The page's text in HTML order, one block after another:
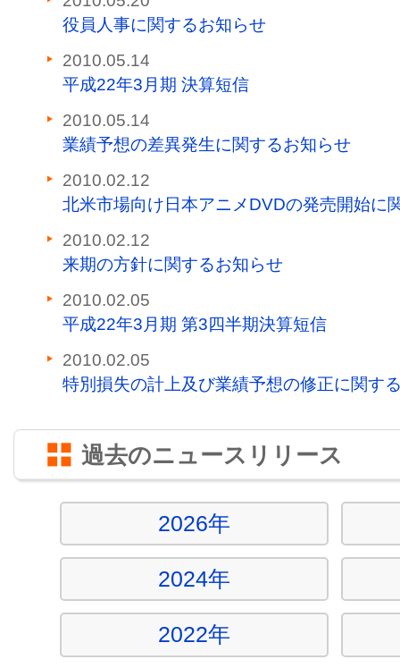
役員人事に関するお知らせ
2010.05.14
平成22年3月期 決算短信
2010.05.14
業績予想の差異発生に関するお知らせ
2010.02.12
北米市場向け日本アニメDVDの発売開始に
2010.02.12
来期の方針に関するお知らせ
2010.02.05
平成22年3月期 第3四半期決算短信
2010.02.05
特別損失の計上及び業績予想の修正に関す
過去のニュースリリース
2026年
2024年
2022年